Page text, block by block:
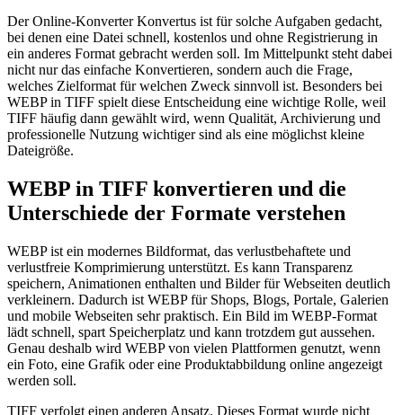
Der Online-Konverter Konvertus ist für solche Aufgaben gedacht,
bei denen eine Datei schnell, kostenlos und ohne Registrierung in
ein anderes Format gebracht werden soll. Im Mittelpunkt steht dabei
nicht nur das einfache Konvertieren, sondern auch die Frage,
welches Zielformat für welchen Zweck sinnvoll ist. Besonders bei
WEBP in TIFF spielt diese Entscheidung eine wichtige Rolle, weil
TIFF häufig dann gewählt wird, wenn Qualität, Archivierung und
professionelle Nutzung wichtiger sind als eine möglichst kleine
Dateigröße.
WEBP in TIFF konvertieren und die
Unterschiede der Formate verstehen
WEBP ist ein modernes Bildformat, das verlustbehaftete und
verlustfreie Komprimierung unterstützt. Es kann Transparenz
speichern, Animationen enthalten und Bilder für Webseiten deutlich
verkleinern. Dadurch ist WEBP für Shops, Blogs, Portale, Galerien
und mobile Webseiten sehr praktisch. Ein Bild im WEBP-Format
lädt schnell, spart Speicherplatz und kann trotzdem gut aussehen.
Genau deshalb wird WEBP von vielen Plattformen genutzt, wenn
ein Foto, eine Grafik oder eine Produktabbildung online angezeigt
werden soll.
TIFF verfolgt einen anderen Ansatz. Dieses Format wurde nicht